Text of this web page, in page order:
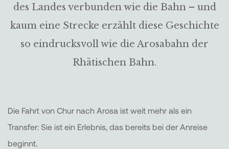
des Landes verbunden wie die Bahn – und
kaum eine Strecke erzählt diese Geschichte
so eindrucksvoll wie die Arosabahn der
Rhätischen Bahn.
Die Fahrt von Chur nach Arosa ist weit mehr als ein
Transfer: Sie ist ein Erlebnis, das bereits bei der Anreise
beginnt.